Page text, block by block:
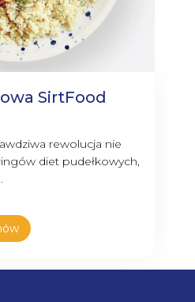
SirtFood
rewolucja nie
diet pudełkowych,